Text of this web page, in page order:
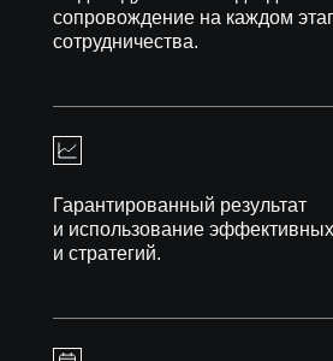
сопровождение на каждом
сотрудничества.
Гарантированный результат
и использование
и стратегий.